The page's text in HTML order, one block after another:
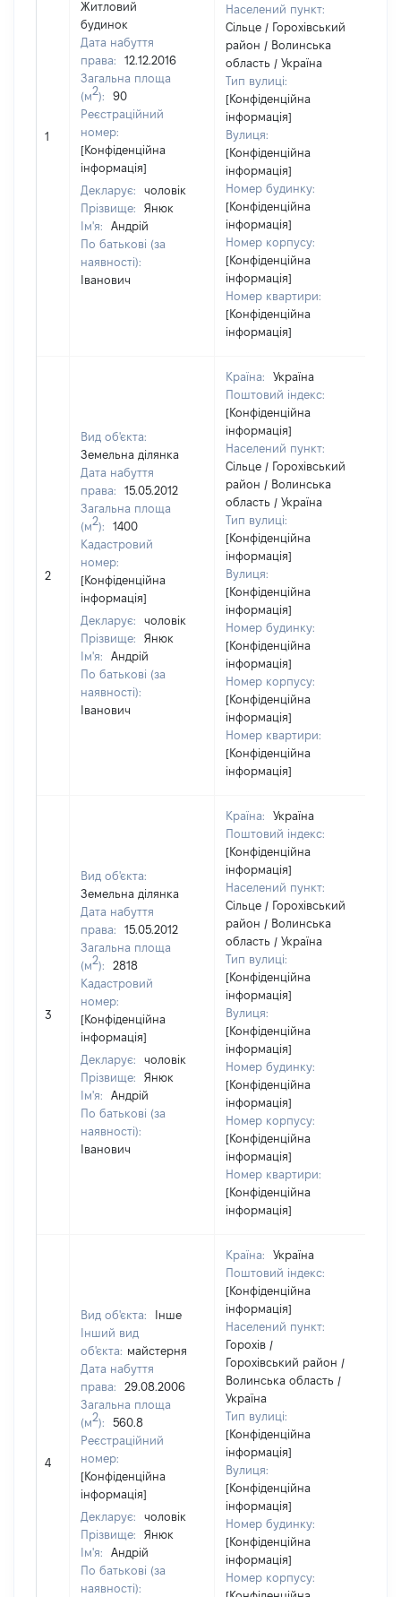
1
Житловий
будинок
Дата набуття
права:
12.12.2016
Загальна площа
(м2):
90
Реєстраційний
номер:
[Конфіденційна
інформація]
Декларує:
чоловік
Прізвище:
Янюк
Ім'я:
Андрій
По батькові (за
наявності):
Іванович
Населений пункт:
Сільце / Горохівський
район / Волинська
область / Україна
Тип вулиці:
[Конфіденційна
інформація]
Вулиця:
[Конфіденційна
інформація]
Номер будинку:
[Конфіденційна
інформація]
Номер корпусу:
[Конфіденційна
інформація]
Номер квартири:
[Конфіденційна
інформація]
2
Вид об'єкта:
Земельна ділянка
Дата набуття
права:
15.05.2012
Загальна площа
(м2):
1400
Кадастровий
номер:
[Конфіденційна
інформація]
Декларує:
чоловік
Прізвище:
Янюк
Ім'я:
Андрій
По батькові (за
наявності):
Іванович
Країна:
Україна
Поштовий індекс:
[Конфіденційна
інформація]
Населений пункт:
Сільце / Горохівський
район / Волинська
область / Україна
Тип вулиці:
[Конфіденційна
інформація]
Вулиця:
[Конфіденційна
інформація]
Номер будинку:
[Конфіденційна
інформація]
Номер корпусу:
[Конфіденційна
інформація]
Номер квартири:
[Конфіденційна
інформація]
3
Вид об'єкта:
Земельна ділянка
Дата набуття
права:
15.05.2012
Загальна площа
(м2):
2818
Кадастровий
номер:
[Конфіденційна
інформація]
Декларує:
чоловік
Прізвище:
Янюк
Ім'я:
Андрій
По батькові (за
наявності):
Іванович
Країна:
Україна
Поштовий індекс:
[Конфіденційна
інформація]
Населений пункт:
Сільце / Горохівський
район / Волинська
область / Україна
Тип вулиці:
[Конфіденційна
інформація]
Вулиця:
[Конфіденційна
інформація]
Номер будинку:
[Конфіденційна
інформація]
Номер корпусу:
[Конфіденційна
інформація]
Номер квартири:
[Конфіденційна
інформація]
4
Вид об'єкта:
Інше
Інший вид
об'єкта: майстерня
Дата набуття
права:
29.08.2006
Загальна площа
(м2):
560.8
Реєстраційний
номер:
[Конфіденційна
інформація]
Декларує:
чоловік
Прізвище:
Янюк
Ім'я:
Андрій
По батькові (за
наявності):
Країна:
Україна
Поштовий індекс:
[Конфіденційна
інформація]
Населений пункт:
Горохів /
Горохівський район /
Волинська область /
Україна
Тип вулиці:
[Конфіденційна
інформація]
Вулиця:
[Конфіденційна
інформація]
Номер будинку:
[Конфіденційна
інформація]
Номер корпусу: